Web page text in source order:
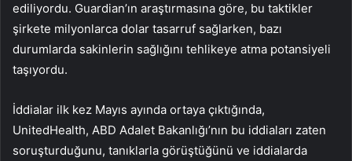
ediliyordu. Guardian’ın araştırmasına göre, bu taktikler
şirkete milyonlarca dolar tasarruf sağlarken, bazı
durumlarda sakinlerin sağlığını tehlikeye atma potansiyeli
taşıyordu.
İddialar ilk kez Mayıs ayında ortaya çıktığında,
UnitedHealth, ABD Adalet Bakanlığı’nın bu iddiaları zaten
soruşturduğunu, tanıklarla görüştüğünü ve iddialarda